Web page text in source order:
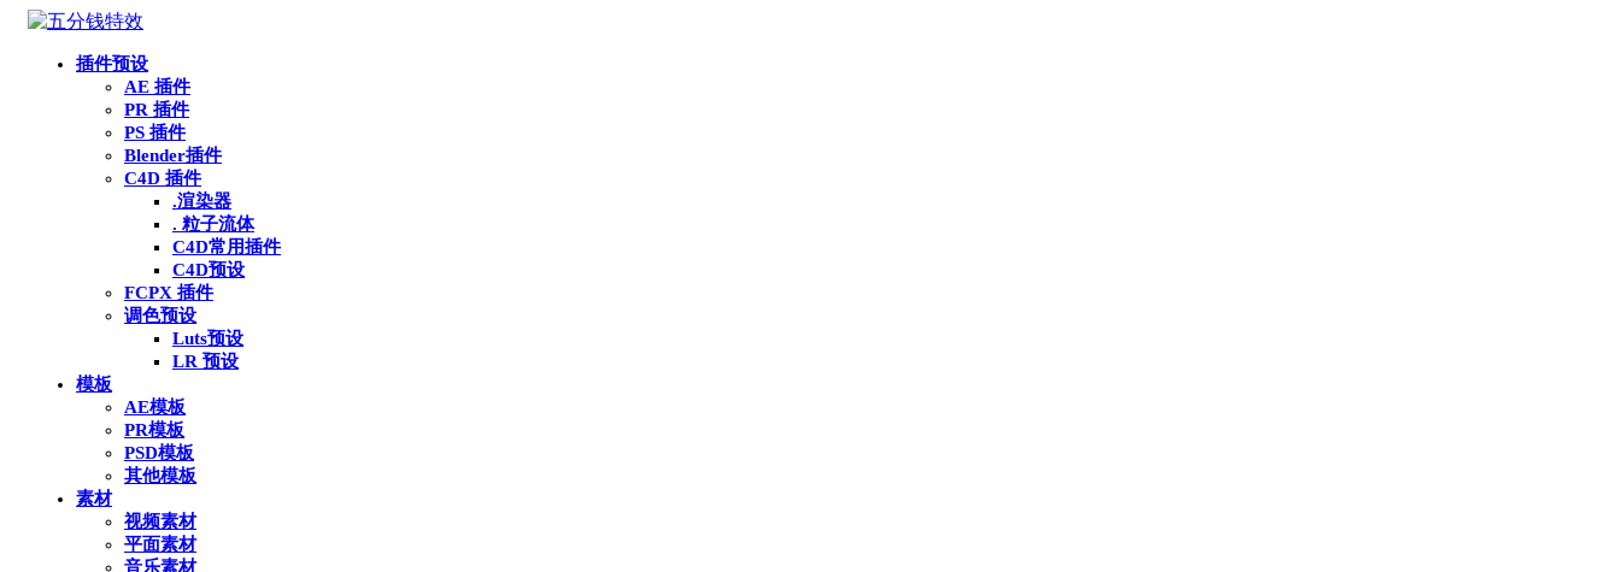
插件预设
AE 插件
PR 插件
PS 插件
Blender插件
C4D 插件
.渲染器
. 粒子流体
C4D常用插件
C4D预设
FCPX 插件
调色预设
Luts预设
LR 预设
模板
AE模板
PR模板
PSD模板
其他模板
素材
视频素材
平面素材
音乐素材